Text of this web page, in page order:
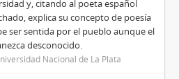
y, citando al poeta español
explica su concepto de poesía
ser sentida por el pueblo aunque el
desconocido.
Nacional de La Plata